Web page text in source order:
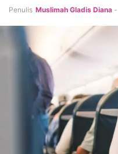
Penulis Muslimah Gladis Diana -